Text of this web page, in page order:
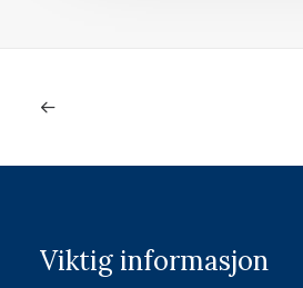
Viktig informasjon